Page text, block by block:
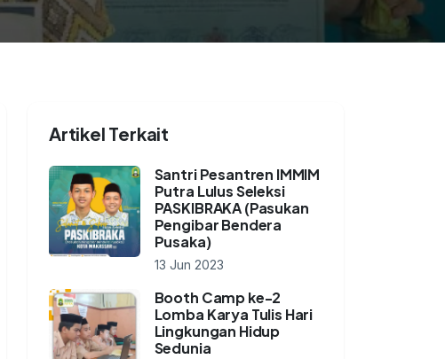
Artikel Terkait
Santri Pesantren IMMIM
Putra Lulus Seleksi
PASKIBRAKA (Pasukan
Pengibar Bendera
Pusaka)
13 Jun 2023
Booth Camp ke-2
Lomba Karya Tulis Hari
Lingkungan Hidup
Sedunia